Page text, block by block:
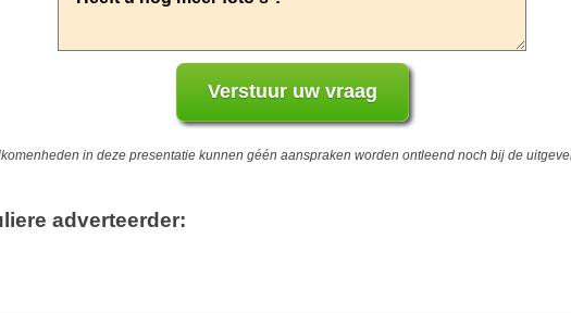
in deze presentatie kunnen géén aanspraken worden ontleend noch bij de
adverteerder: